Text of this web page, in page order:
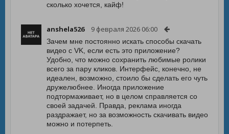
сколько хочется, кайф!
anshela526 9 февраля 2026 06:00
Зачем мне постоянно искать способы скачать
видео с VK, если есть это приложение?
Удобно, что можно сохранить любимые ролики
всего за пару кликов. Интерфейс, конечно, не
идеален, возможно, стоило бы сделать его чуть
дружелюбнее. Иногда приложение
подтормаживает, но в целом справляется со
своей задачей. Правда, реклама иногда
раздражает, но за возможность скачивать видео
можно и потерпеть.